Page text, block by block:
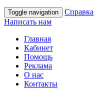
Toggle navigation
Справка
Написать нам
Главная
Кабинет
Помощь
Реклама
О нас
Контакты